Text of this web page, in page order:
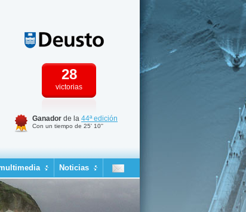
28
victorias
Ganador de la 44ª edición
Con un tiempo de 25' 10''
Noticias